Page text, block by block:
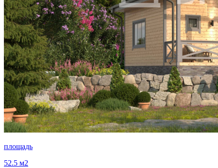
площадь
52.5 м2